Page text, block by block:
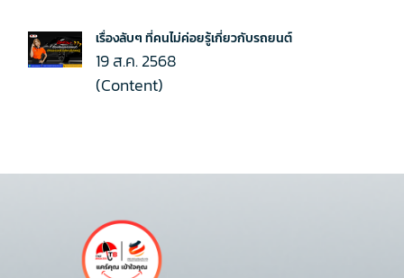
เรื่องลับๆ ที่คนไม่ค่อยรู้เกี่ยวกับรถยนต์
19 ส.ค. 2568
(Content)